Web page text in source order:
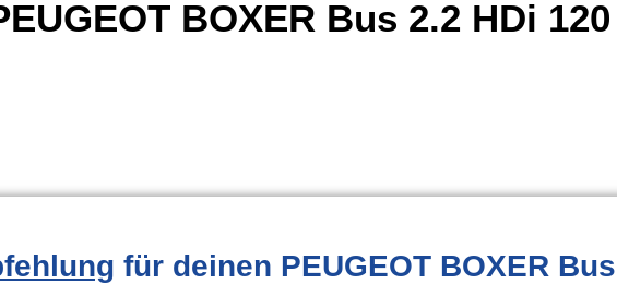
BOXER Bus 2.2 HDi
für deinen PEUGEOT BOXER